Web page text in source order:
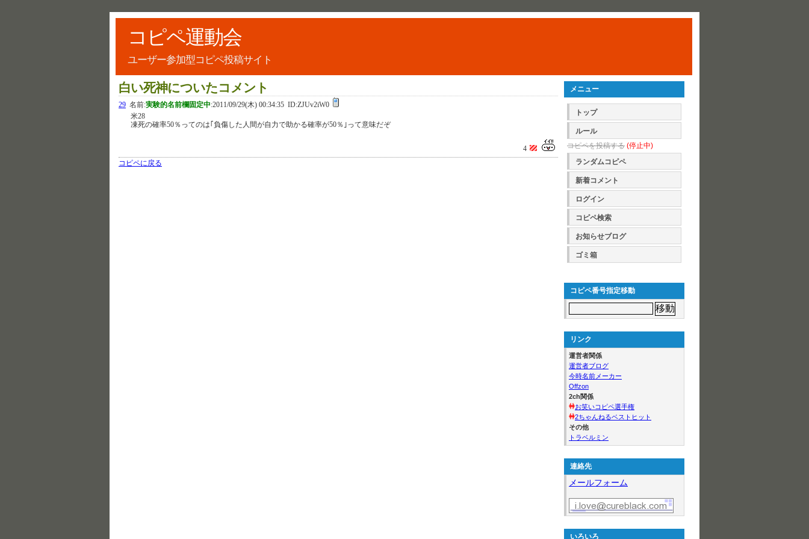
コピペ運動会
ユーザー参加型コピペ投稿サイト
白い死神についたコメント
29 名前:実験的名前欄固定中:2011/09/29(木) 00:34:35 ID:ZJUv2iW0
米28
凍死の確率50％ってのは｢負傷した人間が自力で助かる確率が50％｣って意味だぞ
4
コピペに戻る
メニュー
トップ
ルール
コピペを投稿する (停止中)
ランダムコピペ
新着コメント
ログイン
コピペ検索
お知らせブログ
ゴミ箱
コピペ番号指定移動
リンク
運営者関係
運営者ブログ
今時名前メーカー
Offzon
2ch関係
お笑いコピペ選手権
2ちゃんねるベストヒット
その他
トラベルミン
連絡先
メールフォーム
いろいろ